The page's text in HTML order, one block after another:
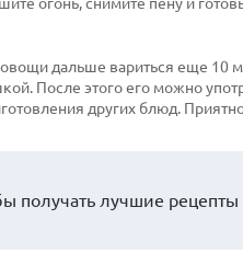
дальше вариться еще 10
После этого его можно
других блюд.
получать лучшие